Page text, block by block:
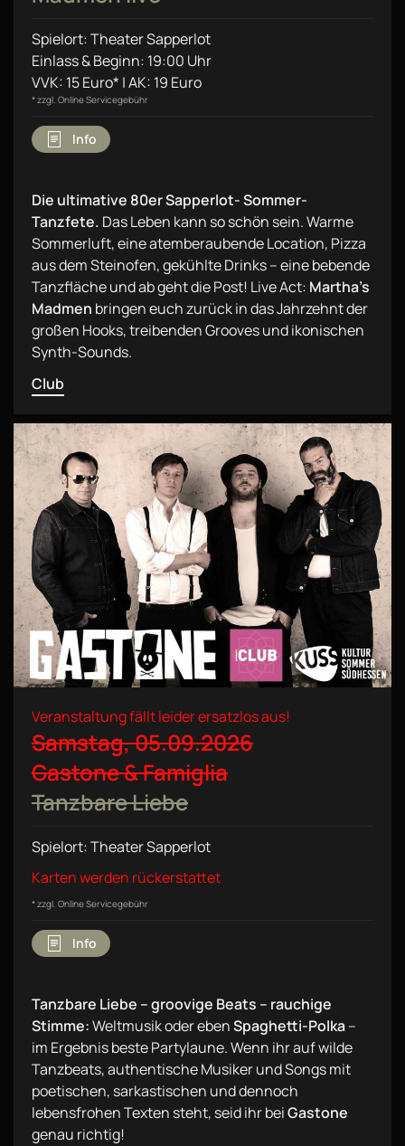
Spielort: Theater Sapperlot
Einlass & Beginn: 19:00 Uhr
VVK: 15 Euro* | AK: 19 Euro
* zzgl. Online Servicegebühr
Info
Die ultimative 80er Sapperlot- Sommer-
Tanzfete. Das Leben kann so schön sein. Warme
Sommerluft, eine atemberaubende Location, Pizza
aus dem Steinofen, gekühlte Drinks – eine bebende
Tanzfläche und ab geht die Post! Live Act: Martha’s
Madmen bringen euch zurück in das Jahrzehnt der
großen Hooks, treibenden Grooves und ikonischen
Synth-Sounds.
Club
Veranstaltung fällt leider ersatzlos aus!
Samstag, 05.09.2026
Gastone & Famiglia
Tanzbare Liebe
Spielort: Theater Sapperlot
Karten werden rückerstattet
* zzgl. Online Servicegebühr
Info
Tanzbare Liebe – groovige Beats – rauchige
Stimme:Weltmusik oder ebenSpaghetti-Polka–
im Ergebnis beste Partylaune. Wenn ihr auf wilde
Tanzbeats, authentische Musiker und Songs mit
poetischen, sarkastischen und dennoch
lebensfrohen Texten steht, seid ihr beiGastone
genau richtig!